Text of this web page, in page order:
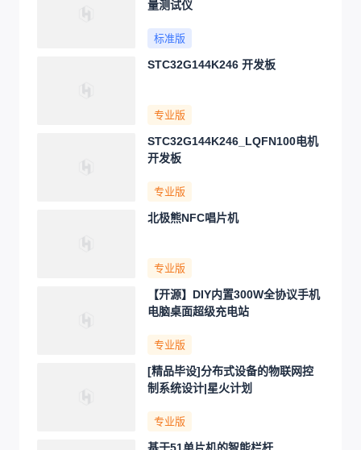
量测试仪
标准版
STC32G144K246 开发板
专业版
STC32G144K246_LQFN100电机
开发板
专业版
北极熊NFC唱片机
专业版
【开源】DIY内置300W全协议手机
电脑桌面超级充电站
专业版
[精品毕设]分布式设备的物联网控
制系统设计|星火计划
专业版